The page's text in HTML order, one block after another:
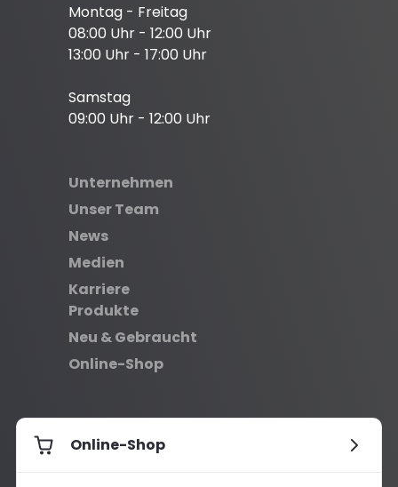
Montag - Freitag
08:00 Uhr - 12:00 Uhr
13:00 Uhr - 17:00 Uhr
Samstag
09:00 Uhr - 12:00 Uhr
Unternehmen
Unser Team
News
Medien
Karriere
Produkte
Neu & Gebraucht
Online-Shop
Online-Shop